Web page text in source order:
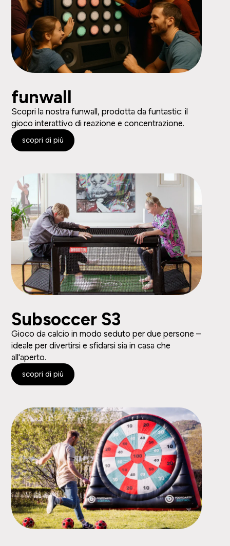
funwall
Scopri la nostra funwall, prodotta da funtastic: il
gioco interattivo di reazione e concentrazione.
scopri di più
Subsoccer S3
Gioco da calcio in modo seduto per due persone –
ideale per divertirsi e sfidarsi sia in casa che
all'aperto.
scopri di più